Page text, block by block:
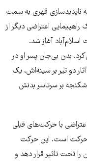
ناپدیدسازی قهری به سمت
می‌کنند. در اکتبر ۲۰۱۳، یک راهپیمایی اعتراضی دیگر از
آغاز شد.
راهپیمایی می‌کرد. بدن بی‌جان پسر او در
آثار دو تیر بر سینه‌اش، یک
بر سرتاسر بدنش
با حرکت‌های قبلی
حرکت است. این حرکت
تحت تاثیر قرار دهد و